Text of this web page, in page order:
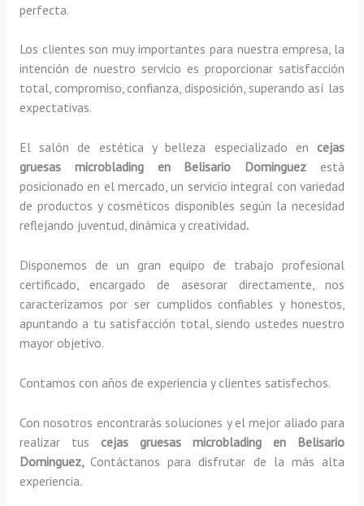
perfecta.
Los clientes son muy importantes para nuestra empresa, la
intención de nuestro servicio es proporcionar satisfacción
total, compromiso, confianza, disposición, superando así las
expectativas.
El salón de estética y belleza especializado encejas
gruesas microblading en Belisario Dominguez está
posicionado en el mercado, un servicio integral con variedad
de productos y cosméticos disponibles según la necesidad
reflejando juventud, dinámica y creatividad.
Disponemos de un gran equipo de trabajo profesional
certificado, encargado de asesorar directamente, nos
caracterizamos por ser cumplidos confiables y honestos,
apuntando a tu satisfacción total, siendo ustedes nuestro
mayor objetivo.
Contamos con años de experiencia y clientes satisfechos.
Con nosotros encontrarás soluciones y el mejor aliado para
realizar tus cejas gruesas microblading en Belisario
Dominguez,Contáctanos para disfrutar de la más alta
experiencia.